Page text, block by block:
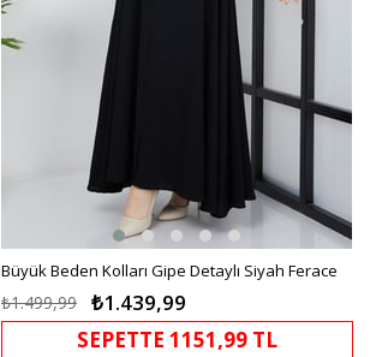
Büyük Beden Kolları Gipe Detaylı Siyah Ferace
₺1.439,99
₺1.499,99
SEPETTE 1151,99 TL